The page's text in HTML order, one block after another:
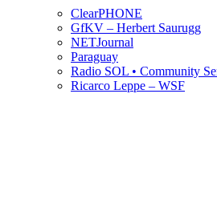
ClearPHONE
GfKV – Herbert Saurugg
NETJournal
Paraguay
Radio SOL • Community
Ricarco Leppe – WSF